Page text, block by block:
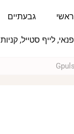
ראשי גבעתיים
פנאי, לייף סטייל, קניות